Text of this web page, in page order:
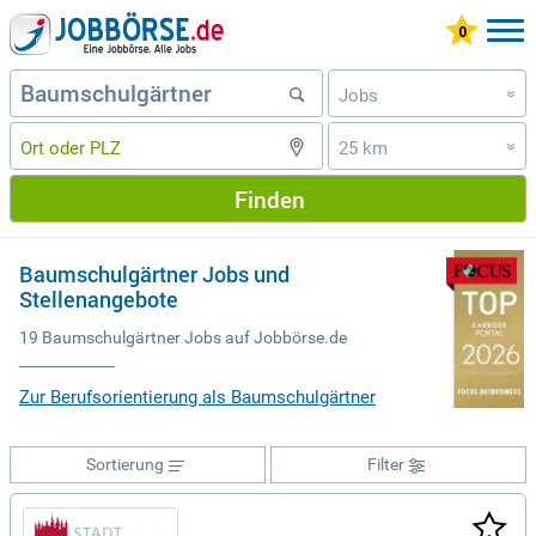
Jobs »
25 km »
Finden
Baumschulgärtner Jobs und
Stellenangebote
19 Baumschulgärtner Jobs auf Jobbörse.de
Zur Berufsorientierung als Baumschulgärtner
Filter
Sortierung